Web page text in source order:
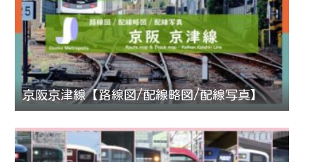
京阪京津線【路線図/配線略図/配線写真】